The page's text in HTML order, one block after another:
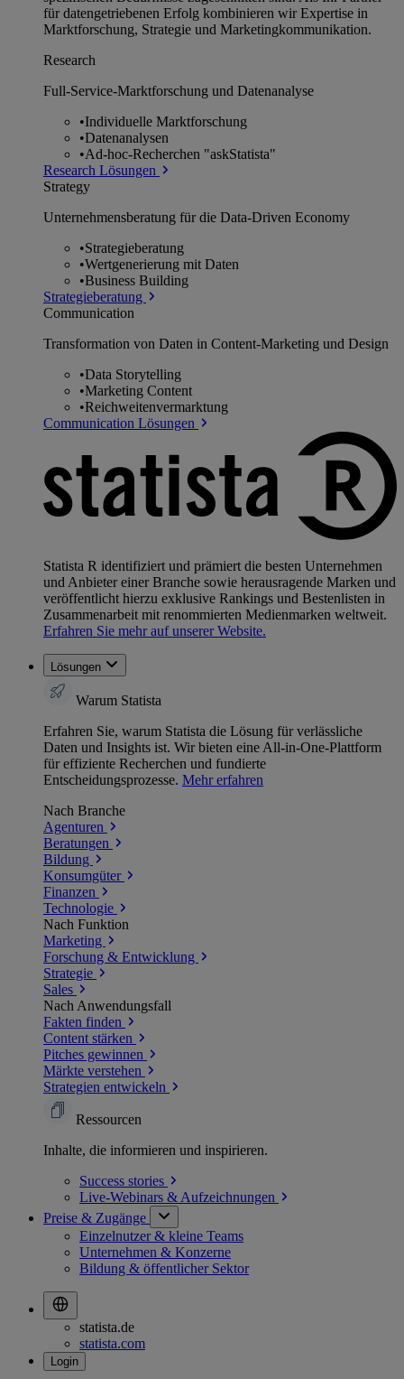
für datengetriebenen Erfolg kombinieren wir Expertise in
Marktforschung, Strategie und Marketingkommunikation.
Research
Full-Service-Marktforschung und Datenanalyse
•Individuelle Marktforschung
•Datenanalysen
•Ad-hoc-Recherchen "askStatista"
Research Lösungen
Strategy
Unternehmens­beratung für die Data-Driven Economy
•Strategieberatung
•Wertgenerierung mit Daten
•Business Building
Strategieberatung
Communication
Transformation von Daten in Content-Marketing und Design
•Data Storytelling
•Marketing Content
•Reichweitenvermarktung
Communication Lösungen
Statista R identifiziert und prämiert die besten Unternehmen
und Anbieter einer Branche sowie herausragende Marken und
veröffentlicht hierzu exklusive Rankings und Bestenlisten in
Zusammenarbeit mit renommierten Medienmarken weltweit.
Erfahren Sie mehr auf unserer Website.
Lösungen
Warum Statista
Erfahren Sie, warum Statista die Lösung für verlässliche
Daten und Insights ist. Wir bieten eine All-in-One-Plattform
für effiziente Recherchen und fundierte
Entscheidungsprozesse. Mehr erfahren
Nach Branche
Agenturen
Beratungen
Bildung
Konsumgüter
Finanzen
Technologie
Nach Funktion
Marketing
Forschung & Entwicklung
Strategie
Sales
Nach Anwendungsfall
Fakten finden
Content stärken
Pitches gewinnen
Märkte verstehen
Strategien entwickeln
Ressourcen
Inhalte, die informieren und inspirieren.
Success stories
Live-Webinars & Aufzeichnungen
Preise & Zugänge
Einzelnutzer & kleine Teams
Unternehmen & Konzerne
Bildung & öffentlicher Sektor
statista.de
statista.com